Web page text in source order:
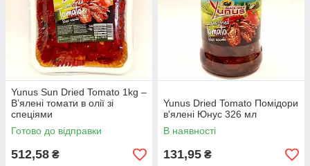
Yunus Sun Dried Tomato 1kg –
В’ялені томати в олії зі
спеціями
Готово до відправки
512,58 ₴
Yunus Dried Tomato Помідори
в'ялені Юнус 326 мл
В наявності
131,95 ₴